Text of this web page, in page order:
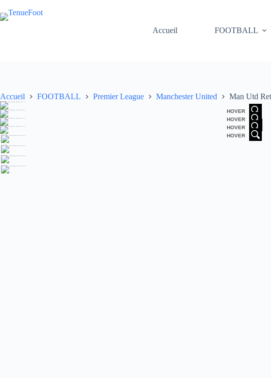
au
contenu
Accueil
FOOTBALL
Accueil FOOTBALL Premier League Manchester United Man Utd
HOVER
HOVER
HOVER
HOVER